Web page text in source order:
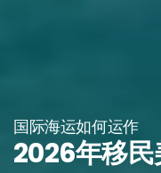
国际海运如何运作
2026年移